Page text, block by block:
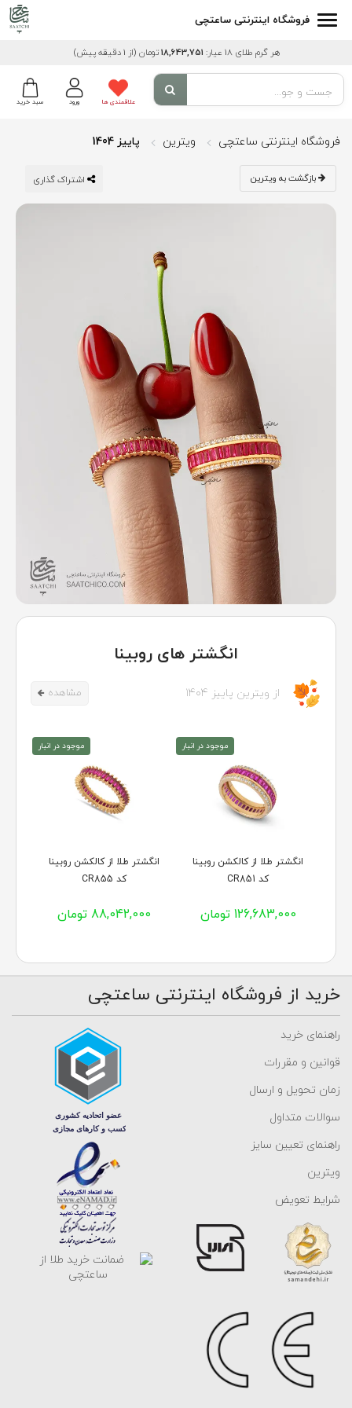
فروشگاه اینترنتی ساعتچی
هر گرم طلای 18 عیار: 18,643,751 تومان (از 1 دقیقه پیش)
سبد خرید ورود علاقمندی ها
فروشگاه اینترنتی ساعتچی ویترین پاییز 1404
بازگشت به ویترین
انگشتر های روبینا
از ویترین پاییز 1404 مشاهده
انگشتر طلا از کالکشن روبینا
کد CR851
126,683,000 تومان
موجود در انبار
انگشتر طلا از کالکشن روبینا
کد CR855
88,042,000 تومان
موجود در انبار
خرید از فروشگاه اینترنتی ساعتچی
راهنمای خرید
قوانین و مقررات
زمان تحویل و ارسال
سوالات متداول
راهنمای تعیین سایز
ویترین
شرایط تعویض